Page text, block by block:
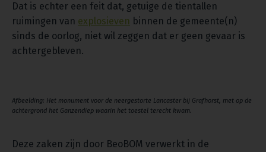
Dat is echter een feit dat, getuige de tientallen
ruimingen van explosieven binnen de gemeente(n)
sinds de oorlog, niet wil zeggen dat er geen gevaar is
achtergebleven.
Afbeelding: Het monument voor de neergestorte Lancaster bij Grafhorst, met op de
achtergrond het Ganzendiep waarin het toestel terecht kwam.
Deze zaken zijn door BeoBOM verwerkt in de